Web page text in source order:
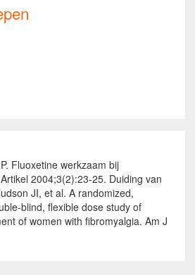
Fluoxetine werkzaam bij
2004;3(2):23-25. Duiding van
JI, et al. A randomized,
blind, flexible dose study of
of women with fibromyalgia. Am J